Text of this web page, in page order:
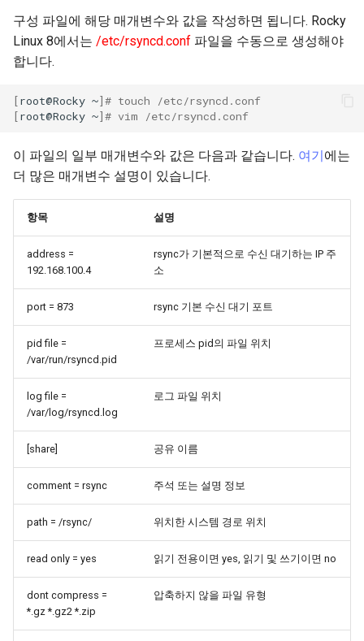
Automation
Backup & Sync
Content Management
Containers
Cloud
Database
Desktop
DNS
Editors
Email
Hardware
Interoperability
ISOs
Kernel
Rootkit Hunter
SSH 퍼블릭과 프라이빗 키
OpenVPN
SSH Certificate Authorities
and Key Signing
WireGuard VPN
PHP 와 PHP-FPM
프로세스 관리
백업 및 복원
시스템 시작
네트워크 구현
소프트웨어 관리
특별 권한
About systemd
Log management
필터 작업
관리 서버 최적화
Working With Jinja Template
in Ansible
Bash - 루프
Bash - 연습 문제
Appendix-Practical
Examples
7 컨테이너 구성 옵션
8 컨테이너 스냅샷
9 스냅샷 서버
부록 A - 워크스테이션 설정
6 Profiles
7 Container Configuration
8 Container Snapshots
9 Snapshot Server
10 Automating Snapshots
Setup
Marksman
NvChad UI
Plugins
Part 4.1 Database servers
MariaDB
Part 4.2 Database Servers
MySQL
Part 4.3 MariaDB database
replication
Part 5. Load balancing,
caching and proxyfication
Part 5.2 Varnish
Part 5.3 Squid
Part 6. Mail servers
Part 7. High availability
Authentication
Key
Cluster
Lab 8: Bootstrapping the
Lab 9: Bootstrapping the
for Remote Access
Lab 11: Provisioning Pod
Network Routes
Lab 13: Cleaning Up
Feature Branch Workflow in
Git
Using git pull and git fetch
Adding a remote repository
Branch in Git
Simple Gemstone template
htop - 프로세스 관리
https - RSA 키 생성
perl - 검색 및 변경
rpaste - Pastebin Tool
sed - 검색 및 변경
로컬 Rocky 저장소 설정
bash - 문자열 색상
Systemd 서비스 - Python 스
크립트
Test CPU compatibility
torsocks - Route Traffic Via
Tor/SOCKS5
GNOME Shell Extensions
GNOME Online Accounts
Screenshot
User and group account
Valuta
Release 8.9
9.2 출시
8.8 출시
9.0 출시
8.7 출시
8.6 출시
8.5 버전
8.4 버전
변경 로그 8
구성 파일에 해당 매개변수와 값을 작성하면 됩니다. Rocky
Linux 8에서는 /etc/rsyncd.conf 파일을 수동으로 생성해야
합니다.
[root@Rocky ~]# touch /etc/rsyncd.conf
[root@Rocky ~]# vim /etc/rsyncd.conf
이 파일의 일부 매개변수와 값은 다음과 같습니다. 여기에는
더 많은 매개변수 설명이 있습니다.
항목 설명
address =
192.168.100.4
rsync가 기본적으로 수신 대기하는 IP 주
소
port = 873 rsync 기본 수신 대기 포트
pid file =
/var/run/rsyncd.pid
프로세스 pid의 파일 위치
log file =
/var/log/rsyncd.log
로그 파일 위치
[share] 공유 이름
comment = rsync 주석 또는 설명 정보
path = /rsync/ 위치한 시스템 경로 위치
read only = yes 읽기 전용이면 yes, 읽기 및 쓰기이면 no
dont compress =
*.gz *.gz2 *.zip
압축하지 않을 파일 유형